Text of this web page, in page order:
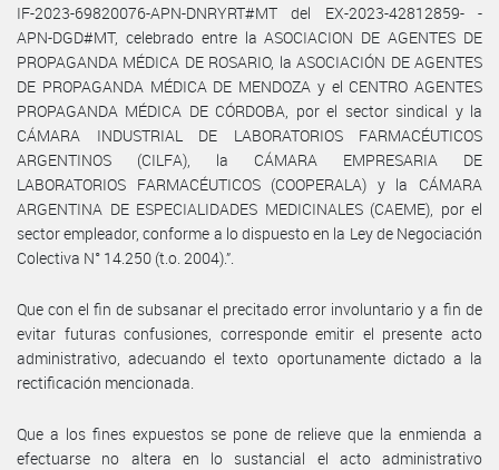
IF-2023-69820076-APN-DNRYRT#MT del EX-2023-42812859- -
APN-DGD#MT, celebrado entre la ASOCIACION DE AGENTES DE
PROPAGANDA MÉDICA DE ROSARIO, la ASOCIACIÓN DE AGENTES
DE PROPAGANDA MÉDICA DE MENDOZA y el CENTRO AGENTES
PROPAGANDA MÉDICA DE CÓRDOBA, por el sector sindical y la
CÁMARA INDUSTRIAL DE LABORATORIOS FARMACÉUTICOS
ARGENTINOS (CILFA), la CÁMARA EMPRESARIA DE
LABORATORIOS FARMACÉUTICOS (COOPERALA) y la CÁMARA
ARGENTINA DE ESPECIALIDADES MEDICINALES (CAEME), por el
sector empleador, conforme a lo dispuesto en la Ley de Negociación
Colectiva N° 14.250 (t.o. 2004).”.
Que con el fin de subsanar el precitado error involuntario y a fin de
evitar futuras confusiones, corresponde emitir el presente acto
administrativo, adecuando el texto oportunamente dictado a la
rectificación mencionada.
Que a los fines expuestos se pone de relieve que la enmienda a
efectuarse no altera en lo sustancial el acto administrativo